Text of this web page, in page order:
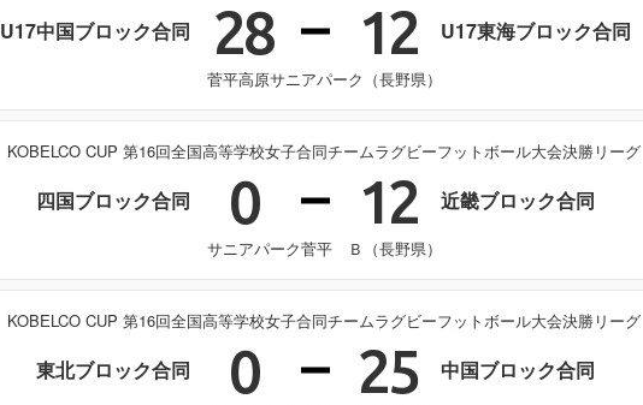
U17中国ブロック合同 28 12 U17東海ブロック合同
菅平高原サニアパーク（長野県）
KOBELCO CUP 第16回全国高等学校女子合同チームラグビーフットボール大会決勝リーグ
四国ブロック合同 0 12 近畿ブロック合同
サニアパーク菅平 Ｂ（長野県）
KOBELCO CUP 第16回全国高等学校女子合同チームラグビーフットボール大会決勝リーグ
東北ブロック合同 0 25 中国ブロック合同